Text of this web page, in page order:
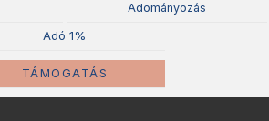
Adományozás
Adó 1%
TÁMOGATÁS